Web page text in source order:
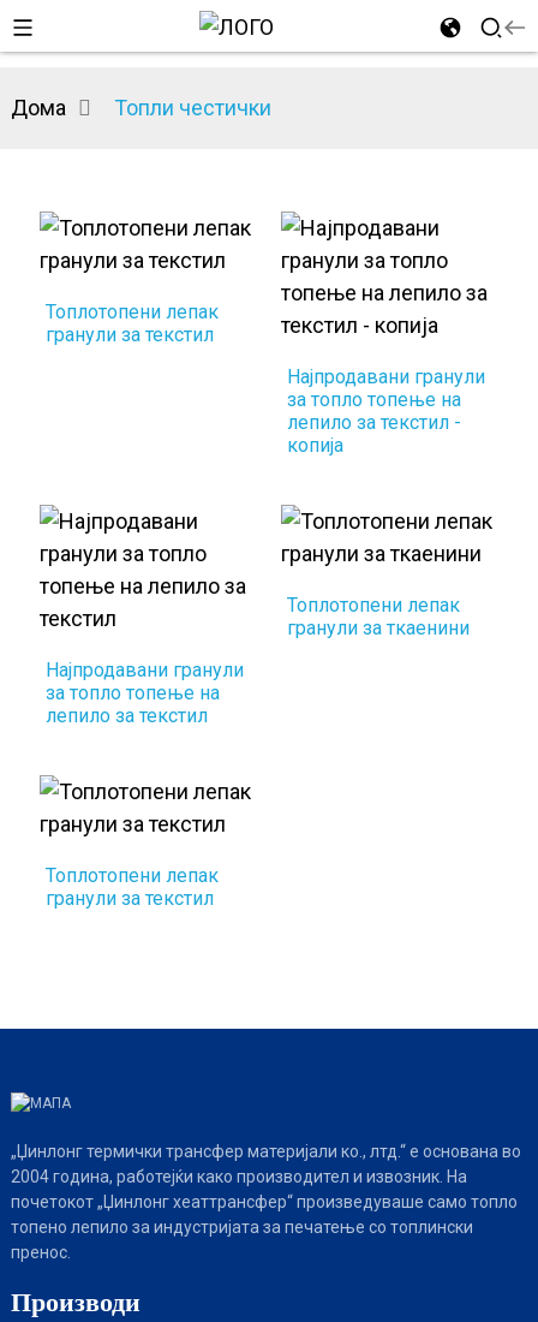
Дома Топли честички
Топлотопени лепак
гранули за текстил
Најпродавани гранули
за топло топење на
лепило за текстил -
копија
Најпродавани гранули
за топло топење на
лепило за текстил
Топлотопени лепак
гранули за ткаенини
Топлотопени лепак
гранули за текстил
„Џинлонг термички трансфер материјали ко., лтд.“ е основана во
2004 година, работејќи како производител и извозник. На
почетокот „Џинлонг хеаттрансфер“ произведуваше само топло
топено лепило за индустријата за печатење со топлински
пренос.
Производи